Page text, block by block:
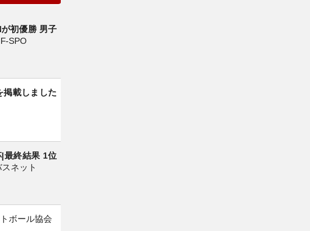
が初優勝 男子
SPO
掲載しました
最終結果 1位
ネット
ボール協会